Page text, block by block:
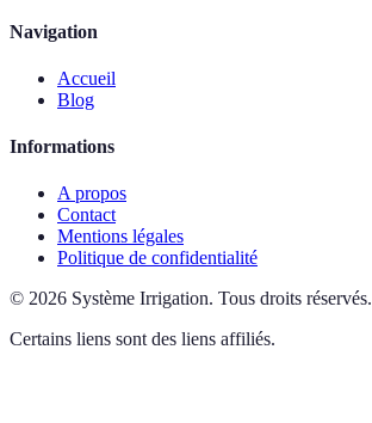
Navigation
Accueil
Blog
Informations
A propos
Contact
Mentions légales
Politique de confidentialité
© 2026 Système Irrigation. Tous droits réservés.
Certains liens sont des liens affiliés.